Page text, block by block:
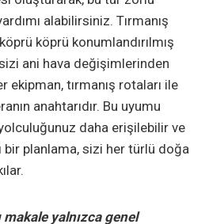
alabilirsiniz. Tırmanış
köprü konumlandırılmış
ani hava değişimlerinden
ekipman, tırmanış rotaları ile
anahtarıdır. Bu uyumu
daha erişilebilir ve
bir planlama, sizi her türlü doğa
yalnızca genel